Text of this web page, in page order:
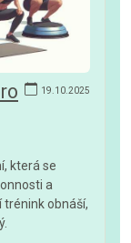
19.10.2025
která se
a
trénink obnáší,